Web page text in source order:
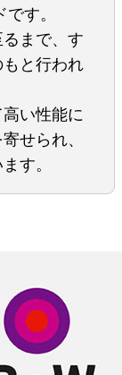
す。
まで、す
と行われ
い性能に
せられ、
す。